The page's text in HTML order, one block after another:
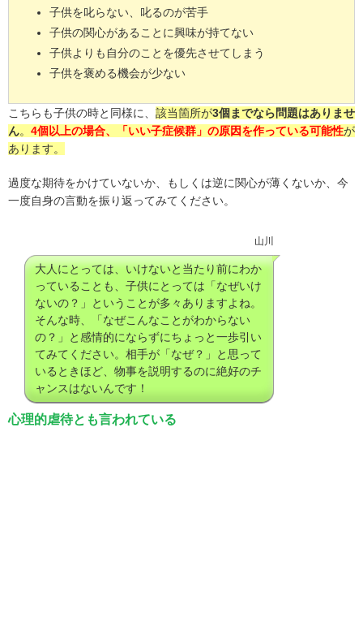
子供を叱らない、叱るのが苦手
子供の関心があることに興味が持てない
子供よりも自分のことを優先させてしまう
子供を褒める機会が少ない
こちらも子供の時と同様に、 該当箇所が3個までなら問題はありませ
ん。 4個以上の場合、「いい子症候群」の原因を作っている可能性が
あります。
過度な期待をかけていないか、もしくは逆に関心が薄くないか、今
一度自身の言動を振り返ってみてください。
山川
大人にとっては、いけないと当たり前にわか
っていることも、子供にとっては「なぜいけ
ないの？」ということが多々ありますよね。
そんな時、「なぜこんなことがわからない
の？」と感情的にならずにちょっと一歩引い
てみてください。相手が「なぜ？」と思って
いるときほど、物事を説明するのに絶好のチ
ャンスはないんです！
心理的虐待とも言われている